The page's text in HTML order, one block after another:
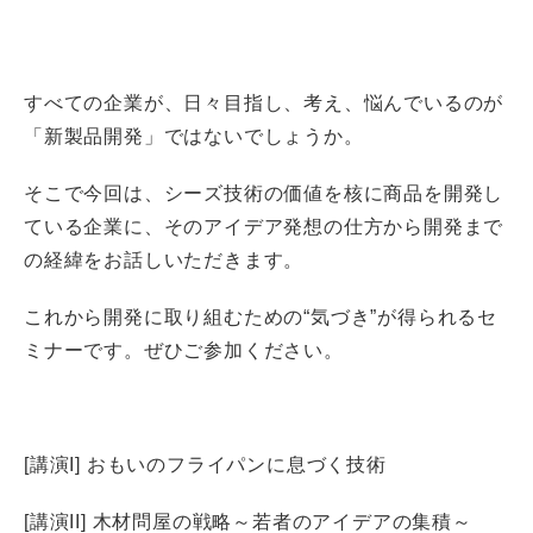
すべての企業が、日々目指し、考え、悩んでいるのが
「新製品開発」ではないでしょうか。
そこで今回は、シーズ技術の価値を核に商品を開発し
ている企業に、そのアイデア発想の仕方から開発まで
の経緯をお話しいただきます。
これから開発に取り組むための“気づき”が得られるセ
ミナーです。ぜひご参加ください。
[講演I] おもいのフライパンに息づく技術
[講演II] 木材問屋の戦略～若者のアイデアの集積～